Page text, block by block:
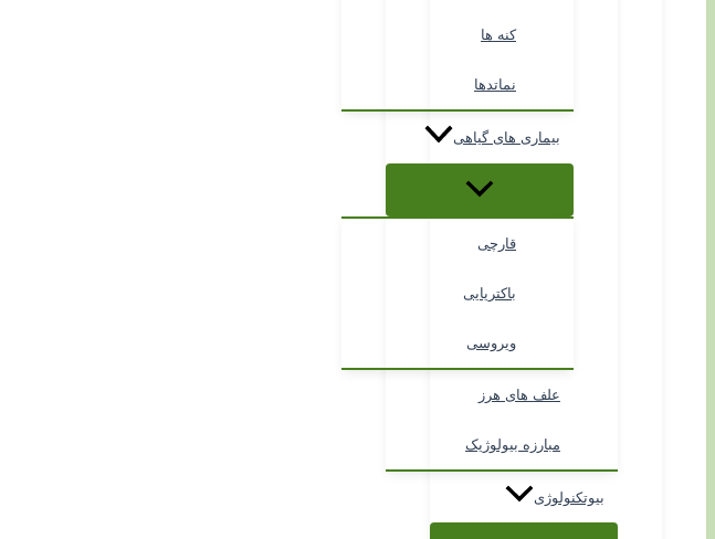
کنه ها
نماتدها
بیماری های گیاهی
قارچی
باکتریایی
ویروسی
علف های هرز
مبارزه بیولوژیک
بیوتکنولوژی